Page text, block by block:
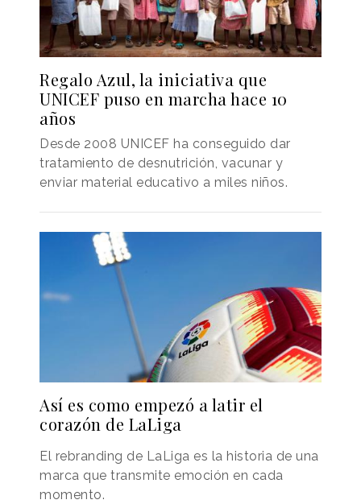
Regalo Azul, la iniciativa que
UNICEF puso en marcha hace 10
años
Desde 2008 UNICEF ha conseguido dar
tratamiento de desnutrición, vacunar y
enviar material educativo a miles niños.
Así es como empezó a latir el
corazón de LaLiga
El rebranding de LaLiga es la historia de una
marca que transmite emoción en cada
momento.